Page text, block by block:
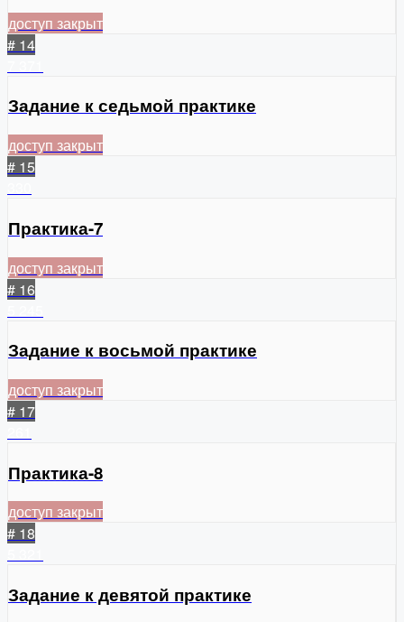
доступ закрыт
# 14
Задание к седьмой практике
доступ закрыт
# 15
Практика-7
доступ закрыт
# 16
Задание к восьмой практике
доступ закрыт
# 17
Практика-8
доступ закрыт
# 18
Задание к девятой практике